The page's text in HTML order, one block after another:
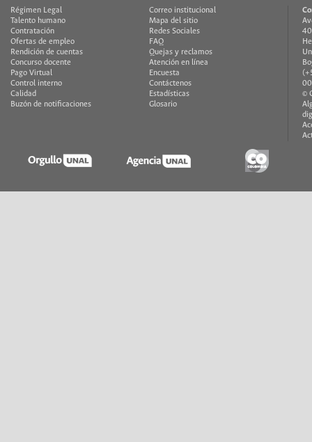
Régimen Legal
Talento humano
Contratación
Ofertas de empleo
Rendición de cuentas
Concurso docente
Pago Virtual
Control interno
Calidad
Buzón de notificaciones
Correo institucional
Mapa del sitio
Redes Sociales
FAQ
Quejas y reclamos
Atención en línea
Encuesta
Contáctenos
Estadísticas
Glosario
©